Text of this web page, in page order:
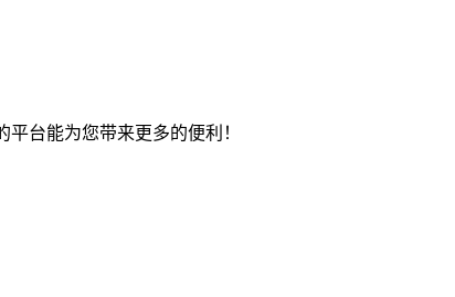
台能为您带来更多的便利！